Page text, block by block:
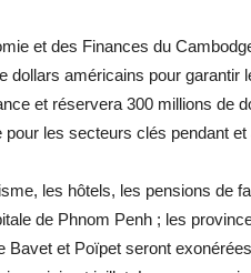
et des Finances du
dollars américains pour garantir
et réservera 300 millions de
les secteurs clés pendant
les hôtels, les pensions de
de Phnom Penh ; les
Bavet et Poïpet seront